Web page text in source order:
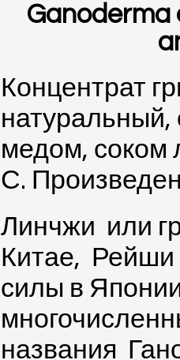
Ganoderma
Концентрат
медом, соком
С.
Линчжи или
Китае, Рейши
силы в
названия